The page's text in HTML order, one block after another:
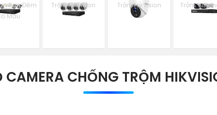
Ban Đêm
Màu
Trộm Hikvision
Trộm Hikvision
Trộm
CAMERA CHỐNG TRỘM